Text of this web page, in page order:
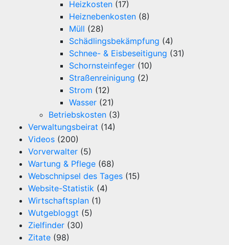
Heizkosten (17)
Heiznebenkosten (8)
Müll (28)
Schädlingsbekämpfung (4)
Schnee- & Eisbeseitigung (31)
Schornsteinfeger (10)
Straßenreinigung (2)
Strom (12)
Wasser (21)
Betriebskosten (3)
Verwaltungsbeirat (14)
Videos (200)
Vorverwalter (5)
Wartung & Pflege (68)
Webschnipsel des Tages (15)
Website-Statistik (4)
Wirtschaftsplan (1)
Wutgebloggt (5)
Zielfinder (30)
Zitate (98)